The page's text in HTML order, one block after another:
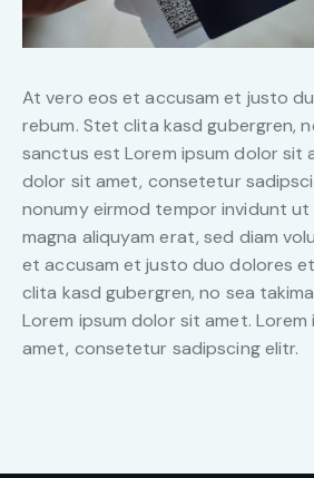
At vero eos et accusam et justo
rebum. Stet clita kasd gubergren,
sanctus est Lorem ipsum dolor sit
dolor sit amet, consetetur
nonumy eirmod tempor invidunt
magna aliquyam erat, sed diam
et accusam et justo duo dolores
clita kasd gubergren, no sea
Lorem ipsum dolor sit amet.
amet, consetetur sadipscing elitr.